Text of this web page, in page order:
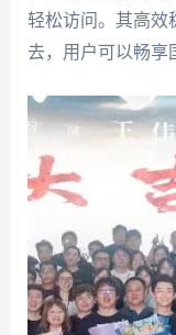
轻松访问。其高效
去，用户可以畅享